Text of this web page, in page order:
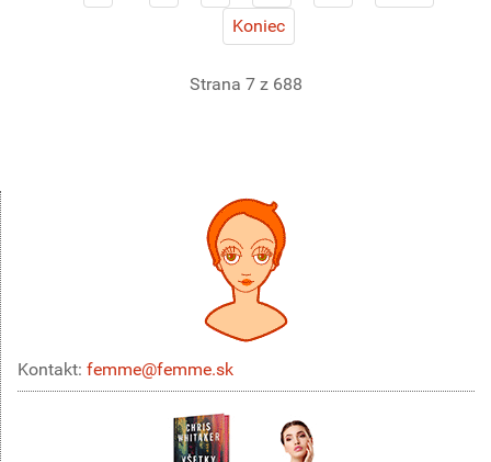
Koniec
Strana 7 z 688
Kontakt: femme@femme.sk